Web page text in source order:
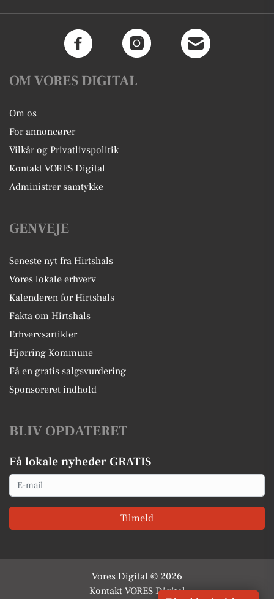
OM VORES DIGITAL
Om os
For annoncører
Vilkår og Privatlivspolitik
Kontakt VORES Digital
Administrer samtykke
GENVEJE
Seneste nyt fra Hirtshals
Vores lokale erhverv
Kalenderen for Hirtshals
Fakta om Hirtshals
Erhvervsartikler
Hjørring Kommune
Få en gratis salgsvurdering
Sponsoreret indhold
BLIV OPDATERET
Få lokale nyheder GRATIS
Email
Tilmeld
Vores Digital © 2026
Kontakt VORES Digital